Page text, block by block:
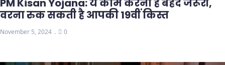
PM Kisan Yojana: ये काम करना है बेहद जरूरी,
वरना रुक सकती है आपकी 19वीं किस्त
November 5, 2024 0